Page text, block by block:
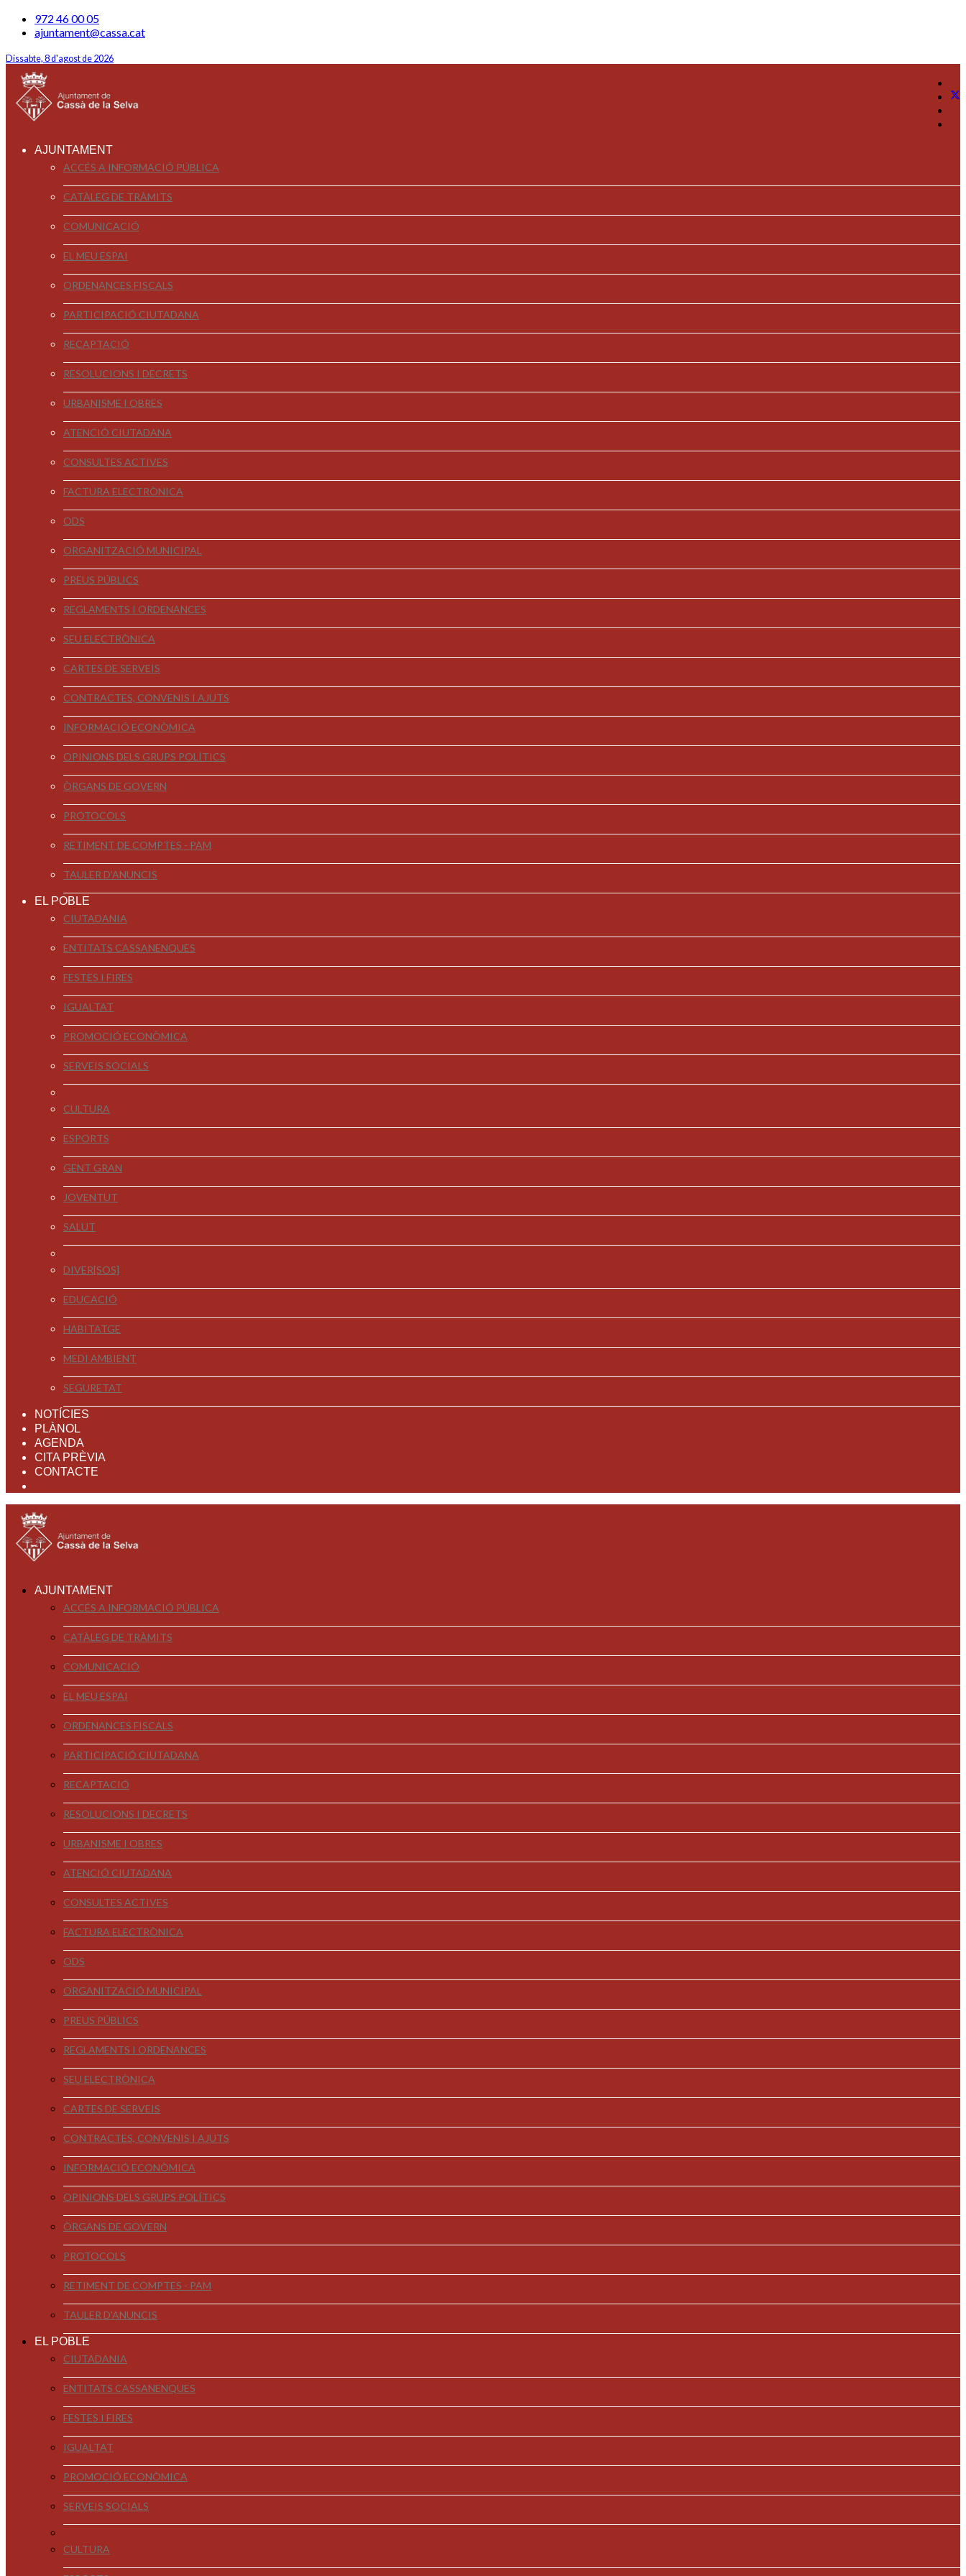
972 46 00 05
ajuntament@cassa.cat
Dissabte, 8 d'agost de 2026
AJUNTAMENT
ACCÉS A INFORMACIÓ PÚBLICA
CATÀLEG DE TRÀMITS
COMUNICACIÓ
EL MEU ESPAI
ORDENANCES FISCALS
PARTICIPACIÓ CIUTADANA
RECAPTACIÓ
RESOLUCIONS I DECRETS
URBANISME I OBRES
ATENCIÓ CIUTADANA
CONSULTES ACTIVES
FACTURA ELECTRÒNICA
ODS
ORGANITZACIÓ MUNICIPAL
PREUS PÚBLICS
REGLAMENTS I ORDENANCES
SEU ELECTRÒNICA
CARTES DE SERVEIS
CONTRACTES, CONVENIS I AJUTS
INFORMACIÓ ECONÒMICA
OPINIONS DELS GRUPS POLÍTICS
ÒRGANS DE GOVERN
PROTOCOLS
RETIMENT DE COMPTES - PAM
TAULER D'ANUNCIS
EL POBLE
CIUTADANIA
ENTITATS CASSANENQUES
FESTES I FIRES
IGUALTAT
PROMOCIÓ ECONÒMICA
SERVEIS SOCIALS
CULTURA
ESPORTS
GENT GRAN
JOVENTUT
SALUT
DIVER[SOS]
EDUCACIÓ
HABITATGE
MEDI AMBIENT
SEGURETAT
NOTÍCIES
PLÀNOL
AGENDA
CITA PRÈVIA
CONTACTE
AJUNTAMENT
ACCÉS A INFORMACIÓ PÚBLICA
CATÀLEG DE TRÀMITS
COMUNICACIÓ
EL MEU ESPAI
ORDENANCES FISCALS
PARTICIPACIÓ CIUTADANA
RECAPTACIÓ
RESOLUCIONS I DECRETS
URBANISME I OBRES
ATENCIÓ CIUTADANA
CONSULTES ACTIVES
FACTURA ELECTRÒNICA
ODS
ORGANITZACIÓ MUNICIPAL
PREUS PÚBLICS
REGLAMENTS I ORDENANCES
SEU ELECTRÒNICA
CARTES DE SERVEIS
CONTRACTES, CONVENIS I AJUTS
INFORMACIÓ ECONÒMICA
OPINIONS DELS GRUPS POLÍTICS
ÒRGANS DE GOVERN
PROTOCOLS
RETIMENT DE COMPTES - PAM
TAULER D'ANUNCIS
EL POBLE
CIUTADANIA
ENTITATS CASSANENQUES
FESTES I FIRES
IGUALTAT
PROMOCIÓ ECONÒMICA
SERVEIS SOCIALS
CULTURA